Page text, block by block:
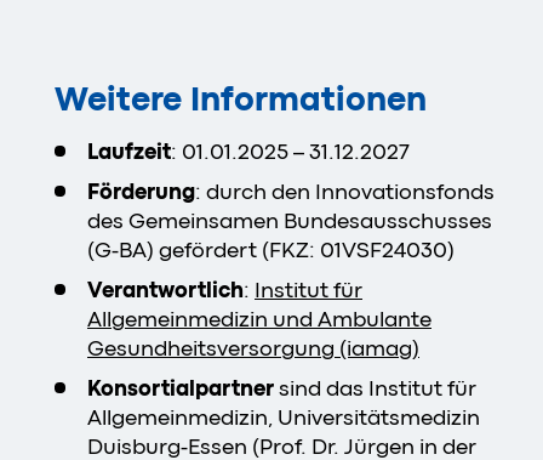
Weitere Informationen
Laufzeit: 01.01.2025 – 31.12.2027
Förderung: durch den Innovationsfonds
des Gemeinsamen Bundesausschusses
(G-BA) gefördert (FKZ: 01VSF24030)
Verantwortlich: Institut für
Allgemeinmedizin und Ambulante
Gesundheitsversorgung (iamag)
Konsortialpartner sind das Institut für
Allgemeinmedizin, Universitätsmedizin
Duisburg-Essen (Prof. Dr. Jürgen in der